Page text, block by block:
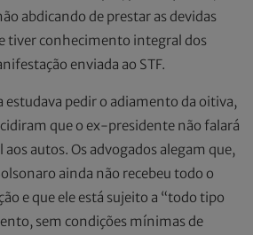
abdicando de prestar as devidas
tiver conhecimento integral dos
enviada ao STF.
estudava pedir o adiamento da oitiva,
que o ex-presidente não falará
autos. Os advogados alegam que,
ainda não recebeu todo o
e que ele está sujeito a “todo tipo
sem condições mínimas de